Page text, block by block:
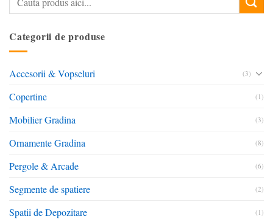
Categorii de produse
Accesorii & Vopseluri (3)
Copertine (1)
Mobilier Gradina (3)
Ornamente Gradina (8)
Pergole & Arcade (6)
Segmente de spatiere (2)
Spatii de Depozitare (1)